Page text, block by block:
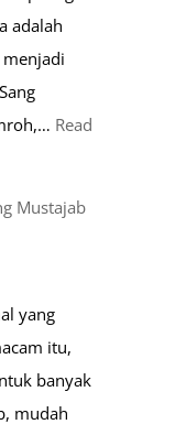
adalah
Read
Mustajab
yang
itu,
banyak
mudah